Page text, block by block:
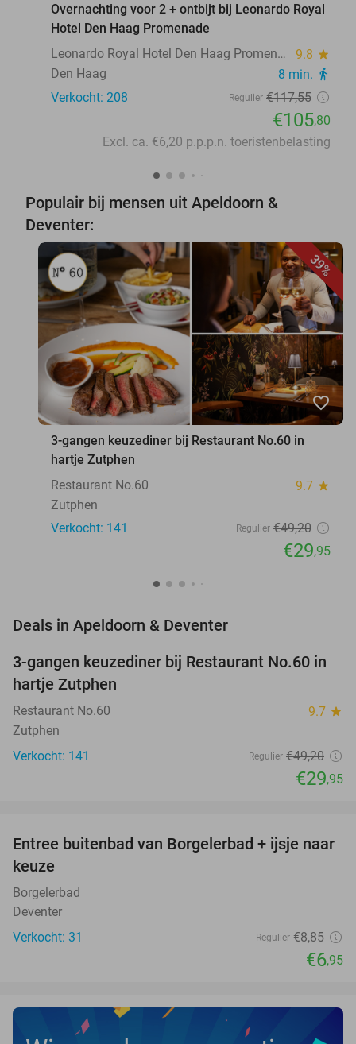
Overnachting voor 2 + ontbijt bij Leonardo Royal
Hotel Den Haag Promenade
Leonardo Royal Hotel Den Haag Promenade
9.8 star
Den Haag 8 min. directions_walk
Verkocht: 208 Regulier €117,55
€105,80
Excl. ca. €6,20 p.p.p.n. toeristenbelasting
Populair bij mensen uit Apeldoorn &
Deventer:
39%
favorite_border
3-gangen keuzediner bij Restaurant No.60 in
hartje Zutphen
Restaurant No.60
9.7 star
Zutphen
Verkocht: 141
Regulier €49,20
€29,95
Deals in Apeldoorn & Deventer
39%
3-gangen keuzediner bij Restaurant No.60 in
hartje Zutphen
Restaurant No.60 9.7 star
Zutphen
Verkocht: 141
Regulier €49,20
€29,95
21%
TODAY
Entree buitenbad van Borgelerbad + ijsje naar
keuze
Borgelerbad
Deventer
Verkocht: 31
Regulier €8,85
€6,95